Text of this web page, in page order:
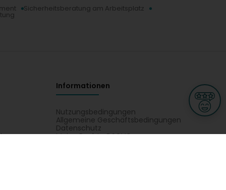
Sicherheitsberatung am Arbeitsplatz
Informationen
Nutzungsbedingungen
Allgemeine Geschäftsbedingungen
Datenschutz
Meine Rechte DSGVO